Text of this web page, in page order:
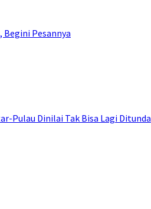
Begini Pesannya
Pulau Dinilai Tak Bisa Lagi Ditunda